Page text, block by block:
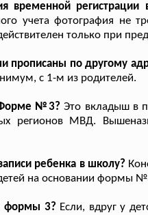
регистрации
учета фотография не
только при
прописаны по другому
с 1-м из родителей.
Форме №3? Это вкладыш в
регионов МВД.
ребенка в школу?
на основании формы
формы 3? Если, вдруг у